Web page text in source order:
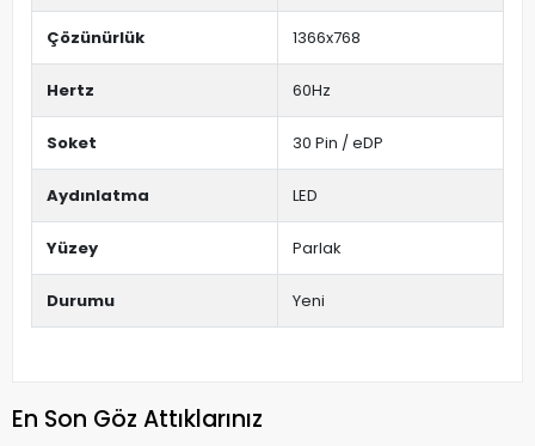
Çözünürlük 1366x768
Hertz 60Hz
Soket 30 Pin / eDP
Aydınlatma LED
Yüzey Parlak
Durumu Yeni
En Son Göz Attıklarınız